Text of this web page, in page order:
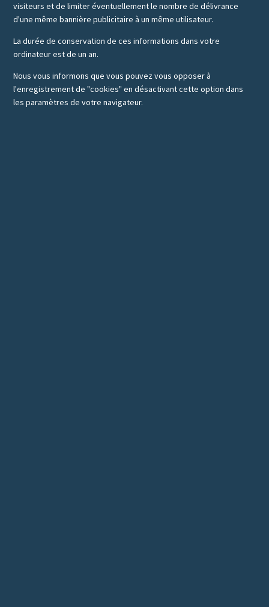
visiteurs et de limiter éventuellement le nombre de délivrance
d'une même bannière publicitaire à un même utilisateur.
La durée de conservation de ces informations dans votre
ordinateur est de un an.
Nous vous informons que vous pouvez vous opposer à
l'enregistrement de "cookies" en désactivant cette option dans
les paramètres de votre navigateur.